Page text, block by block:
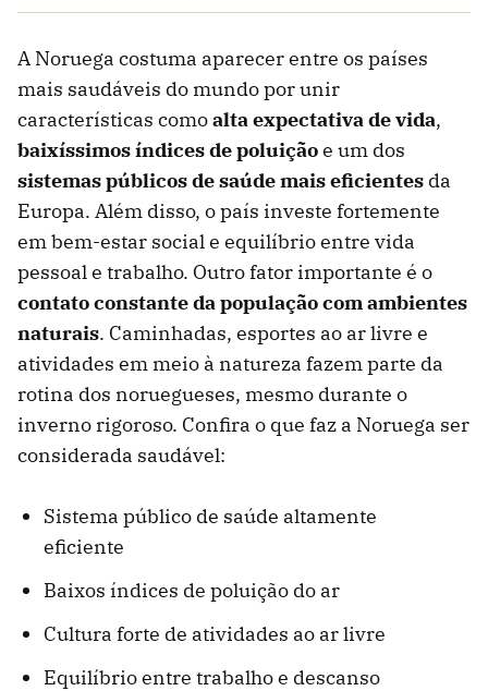
A Noruega costuma aparecer entre os países
mais saudáveis do mundo por unir
características comoalta expectativa de vida,
baixíssimos índices de poluiçãoe um dos
sistemas públicos de saúde mais eficientes da
Europa. Além disso, o país investe fortemente
em bem-estar social e equilíbrio entre vida
pessoal e trabalho. Outro fator importante é o
contato constante da população com ambientes
naturais. Caminhadas, esportes ao ar livre e
atividades em meio à natureza fazem parte da
rotina dos noruegueses, mesmo durante o
inverno rigoroso. Confira o que faz a Noruega ser
considerada saudável:
Sistema público de saúde altamente
eficiente
Baixos índices de poluição do ar
Cultura forte de atividades ao ar livre
Equilíbrio entre trabalho e descanso